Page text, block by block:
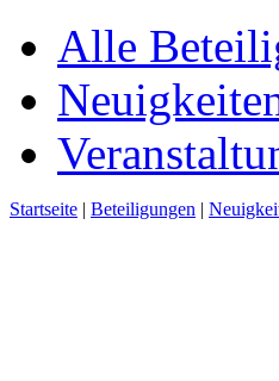
Alle
Startseite | Beteiligungen |